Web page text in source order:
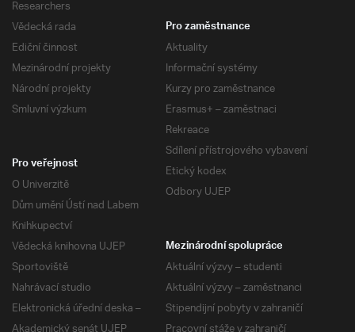
Researchers
Vědecká rada
Ediční činnost
Mezinárodní projekty
Národní projekty
Smluvní výzkum
Pro zaměstnance
Aktuality
Informační systémy
Kurzy pro zaměstnance
Erasmus+ – zaměstnaci
Rekreace
Sdílení přístrojového vybavení
Etický kodex
Odbory UJEP
Pro veřejnost
O Univerzitě
Dům umění Ústí nad Labem
Knihkupectví
Vědecká knihovna UJEP
Sportoviště
Nahrávací studio
Elektronická úřední deska –
Mezinárodní spolupráce
Aktuální výzvy – studenti
Aktuální výzvy – zaměstnanci
Stipendijní pobyty v zahraničí